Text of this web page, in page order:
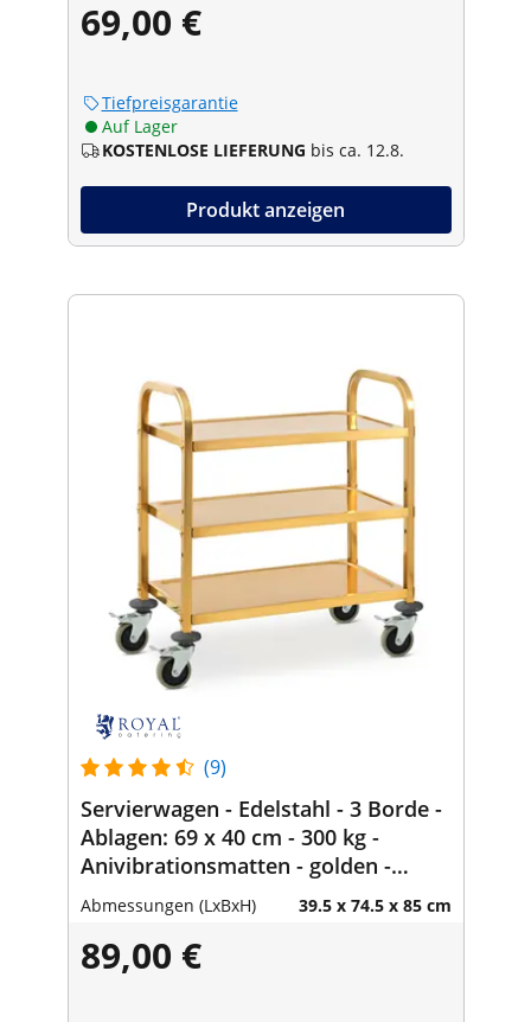
69,00 €
Tiefpreisgarantie
Auf Lager
KOSTENLOSE LIEFERUNG bis ca. 12.8.
Produkt anzeigen
(9)
Servierwagen - Edelstahl - 3 Borde -
Ablagen: 69 x 40 cm - 300 kg -
Anivibrationsmatten - golden -
Royal Catering
Abmessungen (LxBxH) 39.5 x 74.5 x 85 cm
89,00 €